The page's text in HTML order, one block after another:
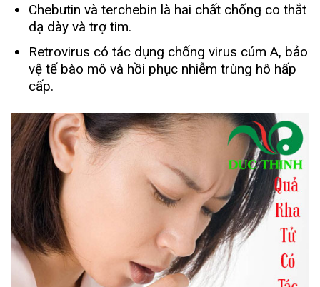
Chebutin và terchebin là hai chất chống co thắt
dạ dày và trợ tim.
Retrovirus có tác dụng chống virus cúm A, bảo
vệ tế bào mô và hồi phục nhiễm trùng hô hấp
cấp.